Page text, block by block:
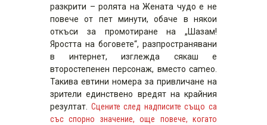
разкрити – ролята на Жената чудо е не
повече от пет минути, обаче в някои
откъси за промотиране на „Шазам!
Яростта на боговете“, разпространявани
в интернет, изглежда сякаш е
второстепенен персонаж, вместо cameo.
Такива евтини номера за привличане на
зрители единствено вредят на крайния
резултат. Сцените след надписите също са
със спорно значение, още повече, когато